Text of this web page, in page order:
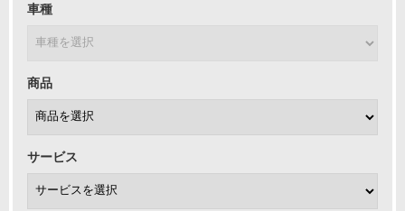
車種
商品
サービス